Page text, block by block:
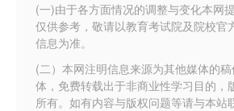
(一)由于各方面情况的调整与变化本网
仅供参考，敬请以教育考试院及院校官
信息为准。
(二）本网注明信息来源为其他媒体的
体，免费转载出于非商业性学习目的，
所有。如有内容与版权问题等请与本站